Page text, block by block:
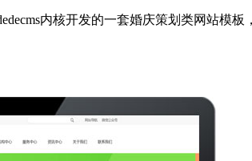
内核开发的一套婚庆策划类网站模